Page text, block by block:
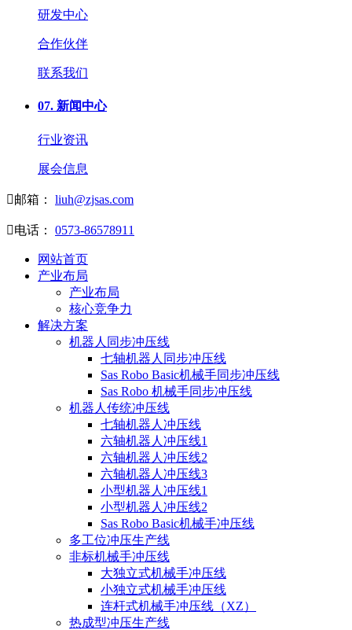
研发中心
合作伙伴
联系我们
07. 新闻中心
行业资讯
展会信息
邮箱： liuh@zjsas.com
电话： 0573-86578911
网站首页
产业布局
产业布局
核心竞争力
解决方案
机器人同步冲压线
七轴机器人同步冲压线
Sas Robo Basic机械手同步冲压线
Sas Robo 机械手同步冲压线
机器人传统冲压线
七轴机器人冲压线
六轴机器人冲压线1
六轴机器人冲压线2
六轴机器人冲压线3
小型机器人冲压线1
小型机器人冲压线2
Sas Robo Basic机械手冲压线
多工位冲压生产线
非标机械手冲压线
大独立式机械手冲压线
小独立式机械手冲压线
连杆式机械手冲压线（XZ）
热成型冲压生产线